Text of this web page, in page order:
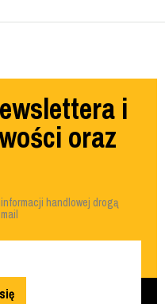
i
oraz
handlowej drogą